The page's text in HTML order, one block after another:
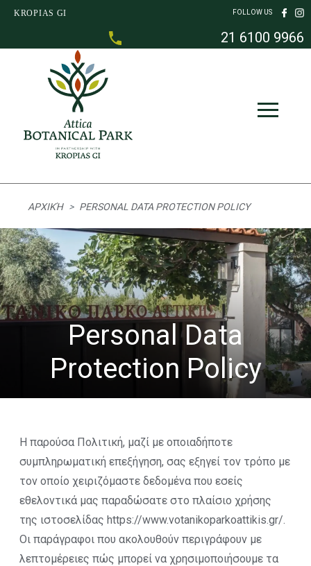
Skip to main content
KROPIAS GI FOLLOW US
21 6100 9966
ΑΡΧΙΚΉ PERSONAL DATA PROTECTION POLICY
Personal Data
Protection Policy
Η παρούσα Πολιτική, μαζί με οποιαδήποτε
συμπληρωματική επεξήγηση, σας εξηγεί τον τρόπο με
τον οποίο χειριζόμαστε δεδομένα που εσείς
εθελοντικά μας παραδώσατε στο πλαίσιο χρήσης
της ιστοσελίδας https://www.votanikoparkoattikis.gr/.
Οι παράγραφοι που ακολουθούν περιγράφουν με
λεπτομέρειες πώς μπορεί να χρησιμοποιήσουμε τα